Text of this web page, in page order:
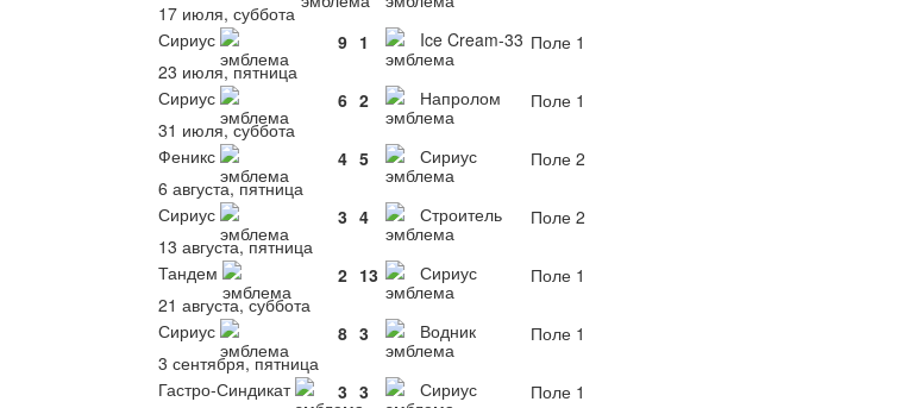
17 июля, суббота
Сириус
9 1 Ice Cream-33 Поле 1
23 июля, пятница
Сириус
6 2 Напролом
Поле 1
31 июля, суббота
Феникс
4 5 Сириус
Поле 2
6 августа, пятница
Сириус
3 4 Строитель
Поле 2
13 августа, пятница
Тандем
2 13 Сириус
Поле 1
21 августа, суббота
Сириус
8 3 Водник
Поле 1
3 сентября, пятница
Гастро-Синдикат
3 3 Сириус
Поле 1